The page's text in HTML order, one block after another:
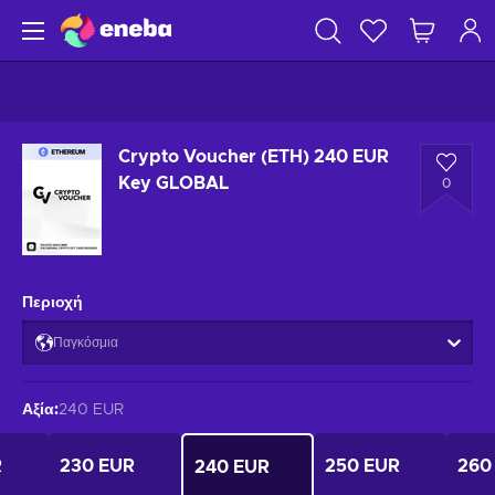
Crypto Voucher (ETH) 240 EUR
Key GLOBAL
0
Περιοχή
Παγκόσμια
Αξία:240 EUR
230 EUR 240 EUR 250 EUR 260